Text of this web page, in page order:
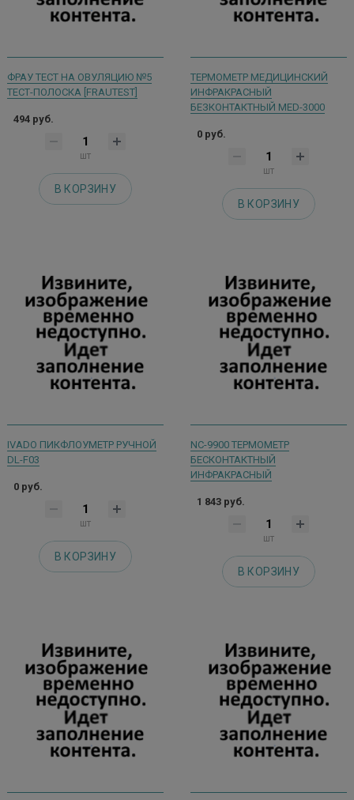
ФРАУ ТЕСТ НА ОВУЛЯЦИЮ №5
ТЕСТ-ПОЛОСКА [FRAUTEST]
494 руб.
шт
В КОРЗИНУ
ТЕРМОМЕТР МЕДИЦИНСКИЙ
ИНФРАКРАСНЫЙ
БЕЗКОНТАКТНЫЙ MED-3000
0 руб.
шт
В КОРЗИНУ
IVADO ПИКФЛОУМЕТР РУЧНОЙ
DL-F03
0 руб.
шт
В КОРЗИНУ
NC-9900 ТЕРМОМЕТР
БЕСКОНТАКТНЫЙ
ИНФРАКРАСНЫЙ
1 843 руб.
шт
В КОРЗИНУ